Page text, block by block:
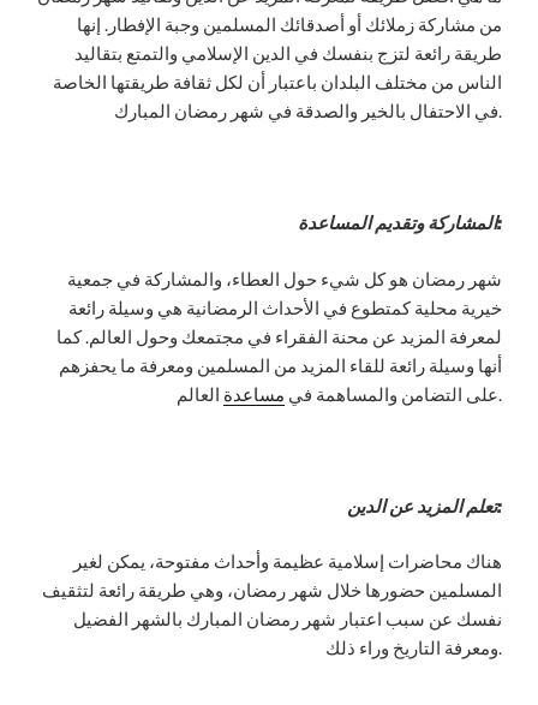
من مشاركة زملائك أو أصدقائك المسلمين وجبة الإفطار. إنها
طريقة رائعة لتزج بنفسك في الدين الإسلامي والتمتع بتقاليد
الناس من مختلف البلدان باعتبار أن لكل ثقافة طريقتها الخاصة
في الاحتفال بالخير والصدقة في شهر رمضان المبارك.
المشاركة وتقديم المساعدة:
شهر رمضان هو كل شيء حول العطاء، والمشاركة في جمعية
خيرية محلية كمتطوع في الأحداث الرمضانية هي وسيلة رائعة
لمعرفة المزيد عن محنة الفقراء في مجتمعك وحول العالم. كما
أنها وسيلة رائعة للقاء المزيد من المسلمين ومعرفة ما يحفزهم
على التضامن والمساهمة في مساعدة العالم.
تعلم المزيد عن الدين:
هناك محاضرات إسلامية عظيمة وأحداث مفتوحة، يمكن لغير
المسلمين حضورها خلال شهر رمضان، وهي طريقة رائعة لتثقيف
نفسك عن سبب اعتبار شهر رمضان المبارك بالشهر الفضيل
ومعرفة التاريخ وراء ذلك.